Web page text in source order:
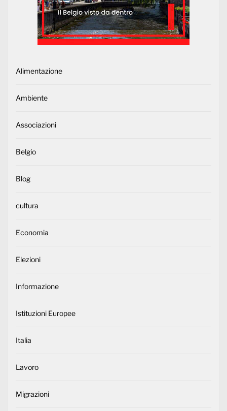
Alimentazione
Ambiente
Associazioni
Belgio
Blog
cultura
Economia
Elezioni
Informazione
Istituzioni Europee
Italia
Lavoro
Migrazioni